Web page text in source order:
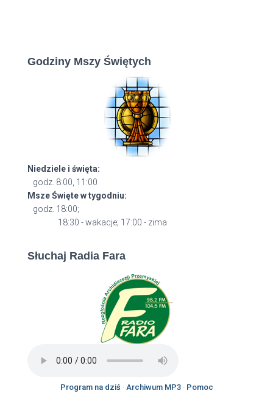
Godziny Mszy Świętych
Niedziele i święta:
godz. 8:00, 11:00
Msze Święte w tygodniu:
godz. 18:00;
18:30 - wakacje; 17:00 - zima
Słuchaj Radia Fara
Program na dziś · Archiwum MP3· Pomoc